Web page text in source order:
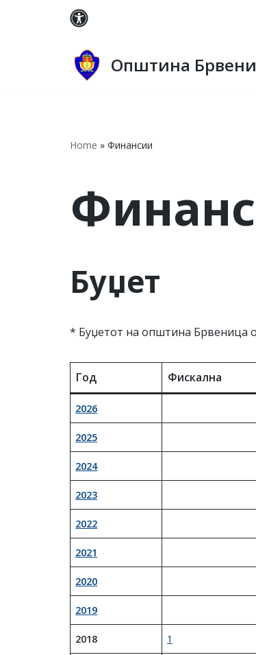
Општина
Home » Финансии
Буџет
* Буџетот на општина Брвеница
Год Фискална
2026
2025
2024
2023
2022
2021
2020
2019
2018 1